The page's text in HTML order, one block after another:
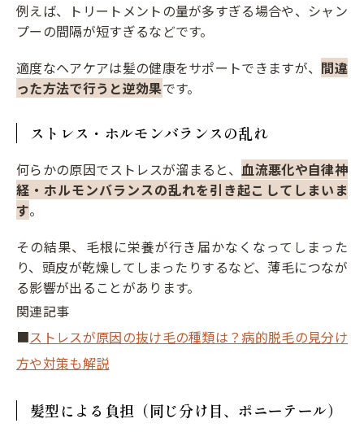
例えば、トリートメントの量が多すぎる場合や、シャン
プーの間隔が短すぎるなどです。
適度なヘアケアは髪の健康をサポートできますが、 間違
った方法で行うと逆効果です。
ストレス・ホルモンバランスの乱れ
何らかの原因でストレスが溜まると、血流悪化や自律神
経・ホルモンバランスの乱れを引き起こしてしまいま
す。
その結果、毛根に栄養が行き届かなくなってしまった
り、頭皮が乾燥してしまったりするなど、薄毛につなが
る影響が出ることがあります。
関連記事
■ストレスが原因の抜け毛の種類は？病的脱毛の見分け
方や対策も解説
髪型による負担（同じ分け目、ポニーテール）